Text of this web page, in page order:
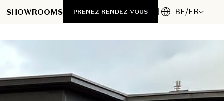
SHOWROOMS PRENEZ RENDEZ-VOUS BE/FR